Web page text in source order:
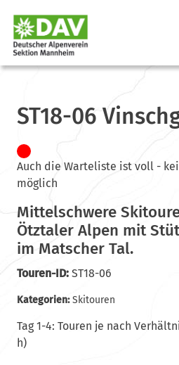
ST18-06
Auch die Warteliste ist voll -
möglich
Mittelschwere
Ötztaler Alpen mit
im Matscher Tal.
Touren-ID:ST18-06
Kategorien:Skitouren
Tag 1-4: Touren je nach
h)